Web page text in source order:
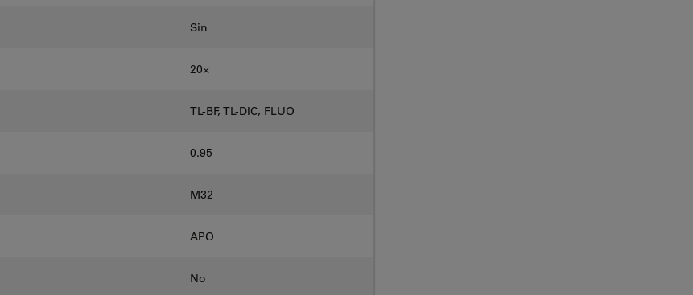
Sin
20⨉
TL-BF, TL-DIC, FLUO
0.95
M32
APO
No